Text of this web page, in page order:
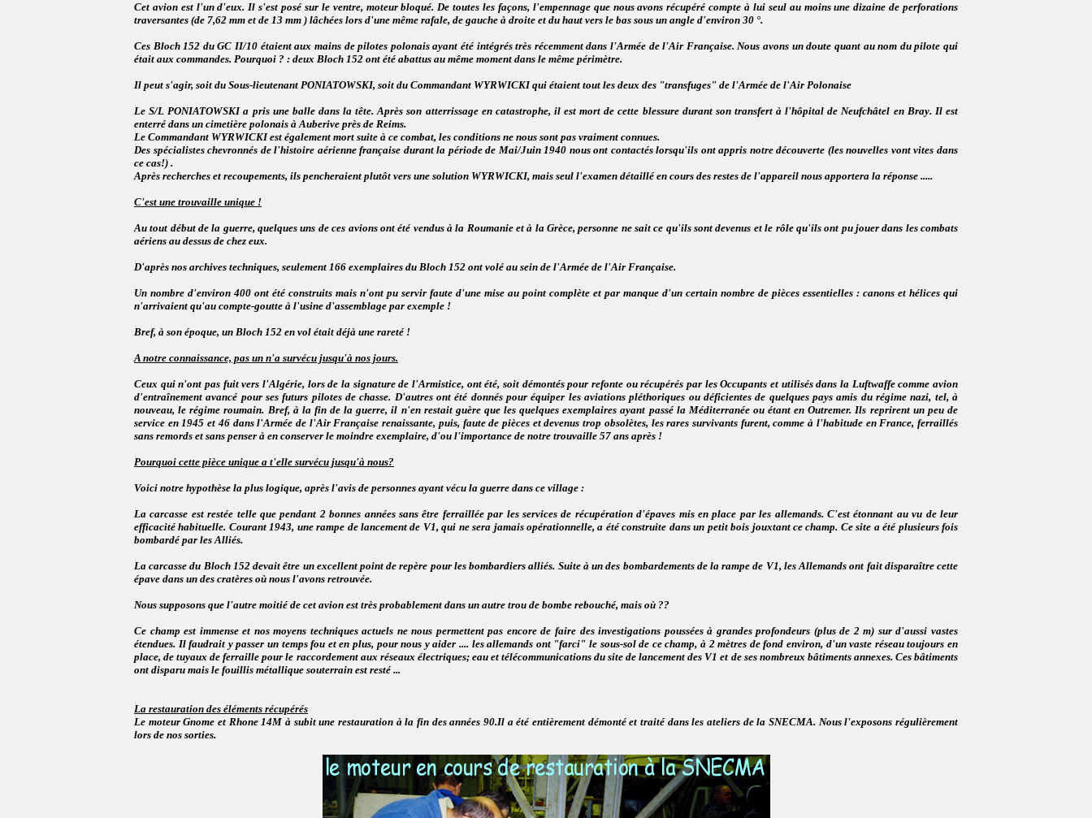
Cet avion est l'un d'eux. Il s'est posé sur le ventre, moteur bloqué. De toutes les façons, l'empennage que nous avons récupéré compte à lui seul au moins une dizaine de perforations
traversantes (de 7,62 mm et de 13 mm ) lâchées lors d'une même rafale, de gauche à droite et du haut vers le bas sous un angle d'environ 30 °.
Ces Bloch 152 du GC II/10 étaient aux mains de pilotes polonais ayant été intégrés très récemment dans l'Armée de l'Air Française. Nous avons un doute quant au nom du pilote qui
était aux commandes. Pourquoi ? : deux Bloch 152 ont été abattus au même moment dans le même périmètre.
Il peut s'agir, soit du Sous-lieutenant PONIATOWSKI, soit du Commandant WYRWICKI qui étaient tout les deux des "transfuges" de l'Armée de l'Air Polonaise
Le S/L PONIATOWSKI a pris une balle dans la tête. Après son atterrissage en catastrophe, il est mort de cette blessure durant son transfert à l'hôpital de Neufchâtel en Bray. Il est
enterré dans un cimetière polonais à Auberive près de Reims.
Le Commandant WYRWICKI est également mort suite à ce combat, les conditions ne nous sont pas vraiment connues.
Des spécialistes chevronnés de l'histoire aérienne française durant la période de Mai/Juin 1940 nous ont contactés lorsqu'ils ont appris notre découverte (les nouvelles vont vites dans
ce cas!) .
Après recherches et recoupements, ils pencheraient plutôt vers une solution WYRWICKI, mais seul l'examen détaillé en cours des restes de l'appareil nous apportera la réponse .....
C'est une trouvaille unique !
Au tout début de la guerre, quelques uns de ces avions ont été vendus à la Roumanie et à la Grèce, personne ne sait ce qu'ils sont devenus et le rôle qu'ils ont pu jouer dans les combats
aériens au dessus de chez eux.
D'après nos archives techniques, seulement 166 exemplaires du Bloch 152 ont volé au sein de l'Armée de l'Air Française.
Un nombre d'environ 400 ont été construits mais n'ont pu servir faute d'une mise au point complète et par manque d'un certain nombre de pièces essentielles : canons et hélices qui
n'arrivaient qu'au compte-goutte à l'usine d'assemblage par exemple !
Bref, à son époque, un Bloch 152 en vol était déjà une rareté !
A notre connaissance, pas un n'a survécu jusqu'à nos jours.
Ceux qui n'ont pas fuit vers l'Algérie, lors de la signature de l'Armistice, ont été, soit démontés pour refonte ou récupérés par les Occupants et utilisés dans la Luftwaffe comme avion
d'entraînement avancé pour ses futurs pilotes de chasse. D'autres ont été donnés pour équiper les aviations pléthoriques ou déficientes de quelques pays amis du régime nazi, tel, à
nouveau, le régime roumain. Bref, à la fin de la guerre, il n'en restait guère que les quelques exemplaires ayant passé la Méditerranée ou étant en Outremer. Ils reprirent un peu de
service en 1945 et 46 dans l'Armée de l'Air Française renaissante, puis, faute de pièces et devenus trop obsolètes, les rares survivants furent, comme à l'habitude en France, ferraillés
sans remords et sans penser à en conserver le moindre exemplaire, d'ou l'importance de notre trouvaille 57 ans après !
Pourquoi cette pièce unique a t'elle survécu jusqu'à nous?
Voici notre hypothèse la plus logique, après l'avis de personnes ayant vécu la guerre dans ce village :
La carcasse est restée telle que pendant 2 bonnes années sans être ferraillée par les services de récupération d'épaves mis en place par les allemands. C'est étonnant au vu de leur
efficacité habituelle. Courant 1943, une rampe de lancement de V1, qui ne sera jamais opérationnelle, a été construite dans un petit bois jouxtant ce champ. Ce site a été plusieurs fois
bombardé par les Alliés.
La carcasse du Bloch 152 devait être un excellent point de repère pour les bombardiers alliés. Suite à un des bombardements de la rampe de V1, les Allemands ont fait disparaître cette
épave dans un des cratères où nous l'avons retrouvée.
Nous supposons que l'autre moitié de cet avion est très probablement dans un autre trou de bombe rebouché, mais où ??
Ce champ est immense et nos moyens techniques actuels ne nous permettent pas encore de faire des investigations poussées à grandes profondeurs (plus de 2 m) sur d'aussi vastes
étendues. Il faudrait y passer un temps fou et en plus, pour nous y aider .... les allemands ont "farci" le sous-sol de ce champ, à 2 mètres de fond environ, d'un vaste réseau toujours en
place, de tuyaux de ferraille pour le raccordement aux réseaux électriques; eau et télécommunications du site de lancement des V1 et de ses nombreux bâtiments annexes. Ces bâtiments
ont disparu mais le fouillis métallique souterrain est resté ...
La restauration des éléments récupérés
Le moteur Gnome et Rhone 14M à subit une restauration à la fin des années 90.Il a été entièrement démonté et traité dans les ateliers de la SNECMA. Nous l'exposons régulièrement
lors de nos sorties.